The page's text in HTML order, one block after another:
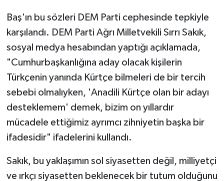
Baş'ın bu sözleri DEM Parti cephesinde tepkiyle
karşılandı. DEM Parti Ağrı Milletvekili Sırrı Sakık,
sosyal medya hesabından yaptığı açıklamada,
"Cumhurbaşkanlığına aday olacak kişilerin
Türkçenin yanında Kürtçe bilmeleri de bir tercih
sebebi olmalıyken, 'Anadili Kürtçe olan bir adayı
desteklemem' demek, bizim on yıllardır
mücadele ettiğimiz ayrımcı zihniyetin başka bir
ifadesidir" ifadelerini kullandı.
Sakık, bu yaklaşımın sol siyasetten değil, milliyetçi
ve ırkçı siyasetten beklenecek bir tutum olduğunu